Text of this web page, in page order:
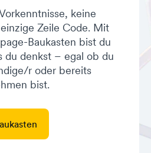
keine
Zeile Code. Mit
Baukasten bist du
du denkst – egal ob du
r oder bereits
bist.